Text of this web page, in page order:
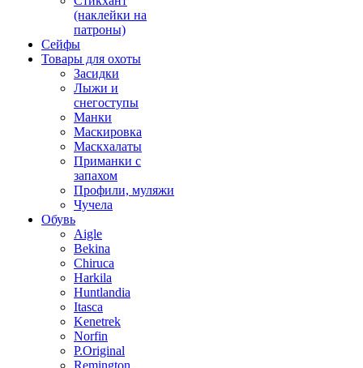
(наклейки на
патроны)
Сейфы
Товары для охоты
Засидки
Лыжи и
снегоступы
Манки
Маскировка
Маскхалаты
Приманки с
запахом
Профили, муляжи
Чучела
Обувь
Aigle
Bekina
Chiruсa
Harkila
Huntlandia
Itasca
Kenetrek
Norfin
P.Original
Remington